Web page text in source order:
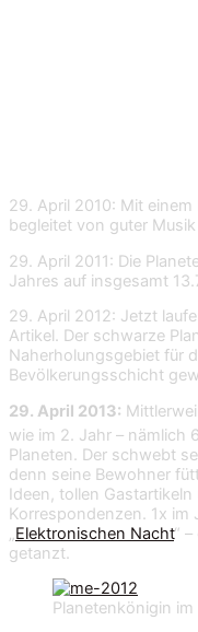
29. April 2010: Mit
begleitet von guter Musik
29. April 2011: Die
Jahres auf insgesamt
29. April 2012: Jetzt
Artikel. Der schwarze
Naherholungsgebiet für
Bevölkerungsschicht
29. April 2013:
wie im 2. Jahr – nämlich
Planeten. Der schwebt
denn seine Bewohner
Ideen, tollen
Korrespondenzen. 1x
„Elektronischen Nacht“
getanzt.
Planetenkönigin